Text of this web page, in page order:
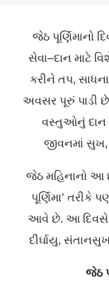
જેઠ પૂર્ણિમાનો
સેવા–દાન માટે
કરીને તપ, સાધના
અવસર પૂરું પાડી છે
વસ્તુઓનું દાન
જીવનમાં સુખ,
જેઠ મહિનાનો આ
પૂર્ણિમા‘ તરીકે
આવે છે. આ દિવસે
દીર્ઘાયુ,
જેઠ